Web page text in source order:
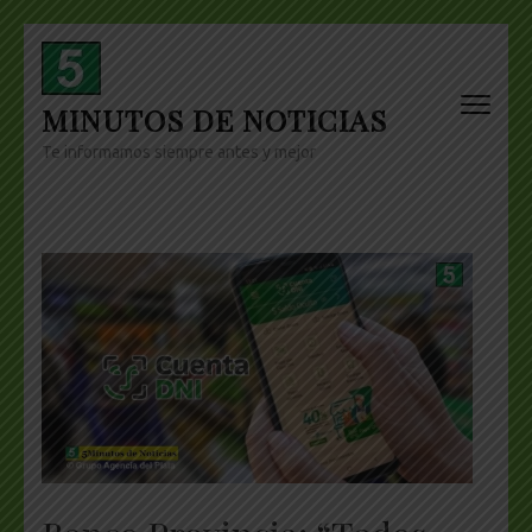
Skip
content
(Press
Enter)
MINUTOS DE NOTICIAS
Te informamos siempre antes y mejor